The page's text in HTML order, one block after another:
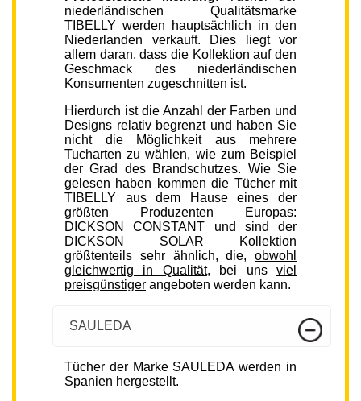
niederländischen Qualitätsmarke
TIBELLY werden hauptsächlich in den
Niederlanden verkauft. Dies liegt vor
allem daran, dass die Kollektion auf den
Geschmack des niederländischen
Konsumenten zugeschnitten ist.
Hierdurch ist die Anzahl der Farben und
Designs relativ begrenzt und haben Sie
nicht die Möglichkeit aus mehrere
Tucharten zu wählen, wie zum Beispiel
der Grad des Brandschutzes. Wie Sie
gelesen haben kommen die Tücher mit
TIBELLY aus dem Hause eines der
größten Produzenten Europas:
DICKSON CONSTANT und sind der
DICKSON SOLAR Kollektion
größtenteils sehr ähnlich, die, obwohl
gleichwertig in Qualität, bei unsviel
preisgünstiger angeboten werden kann.
SAULEDA
Tücher der Marke SAULEDA werden in
Spanien hergestellt.